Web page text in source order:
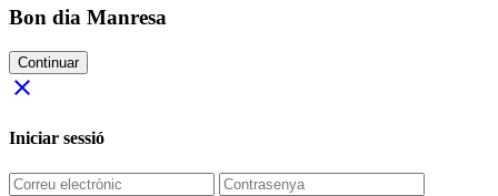
Bon dia Manresa
Continuar
close
Iniciar sessió